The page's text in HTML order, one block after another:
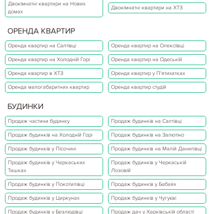
РИСКИ ПРИ ПОКУПКЕ НЕДВИЖИМОСТИ
Без специальных знаний самостоятельная покупка недвижимости
нанесет немалый ущерб не только вашему свободному времени и
нервам, но и семейному бюджету. Для того чтобы избежать этого,
прислушайтесь к советам профессионалов.Основная…
Детальніше...
Двокімнатні квартири на Нових
домах
Двокімнатні квартири на ХТЗ
ОРЕНДА КВАРТИР
Оренда квартир на Салтівці Оренда квартир на Олексіївці
Оренда квартир на Холодній Горі Оренда квартир на Одеській
Оренда квартир в ХТЗ Оренда квартир у П'ятихатках
Оренда малогабаритних квартир Оренда квартир студій
БУДИНКИ
Продаж частини будинку Продаж будинків на Салтівці
Продаж будинків на Холодній Горі Продаж будинків на Залютіно
Продаж будинків у Пісочині Продаж будинків на Малій Данилівці
Продаж будинків у Черкаських
Тишках
Продаж будинків у Черкаській
Лозовій
Продаж будинків у Покотилівці Продаж будинків у Бабаях
Продаж будинків у Циркунах Продаж будинків у Чугуєві
Продаж будинків у Безлюдівці Продаж дач у Харківській області